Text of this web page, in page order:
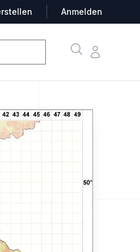
Anmelden
SucheKonto